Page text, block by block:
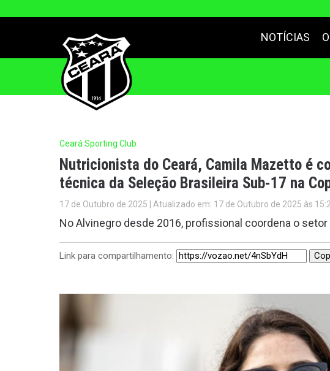
NOTÍCIAS
Ceará Sporting Club
Nutricionista do Ceará, Camila Mazetto é
técnica da Seleção Brasileira Sub-17 na
17 de Outubro de 2025 | Atualizado em: 17 de Outubro de 2025 às
No Alvinegro desde 2016, profissional coordena o
Link para compartilhamento: